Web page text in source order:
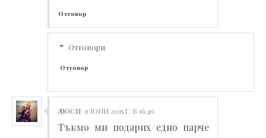
Отговор
Отговори
Отговор
ЛЮСИ 9 ЮНИ 2015 Г. В 16:46
Тъкмо ми подарих едно парче